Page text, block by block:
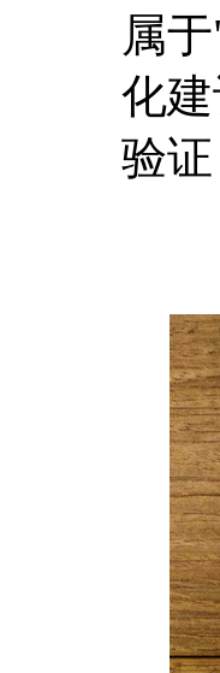
属
化
验